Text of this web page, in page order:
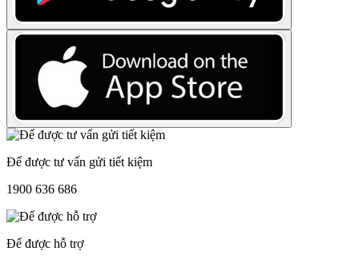
Để được tư vấn gửi tiết kiệm
1900 636 686
Để được hỗ trợ